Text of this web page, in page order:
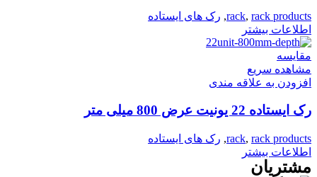
rack, rack products
, رک های ایستاده
اطلاعات بیشتر
مقایسه
مشاهده سریع
افزودن به علاقه مندی
رک ایستاده 22 یونیت عرض 800 میلی متر
rack, rack products
, رک های ایستاده
اطلاعات بیشتر
مشتریان